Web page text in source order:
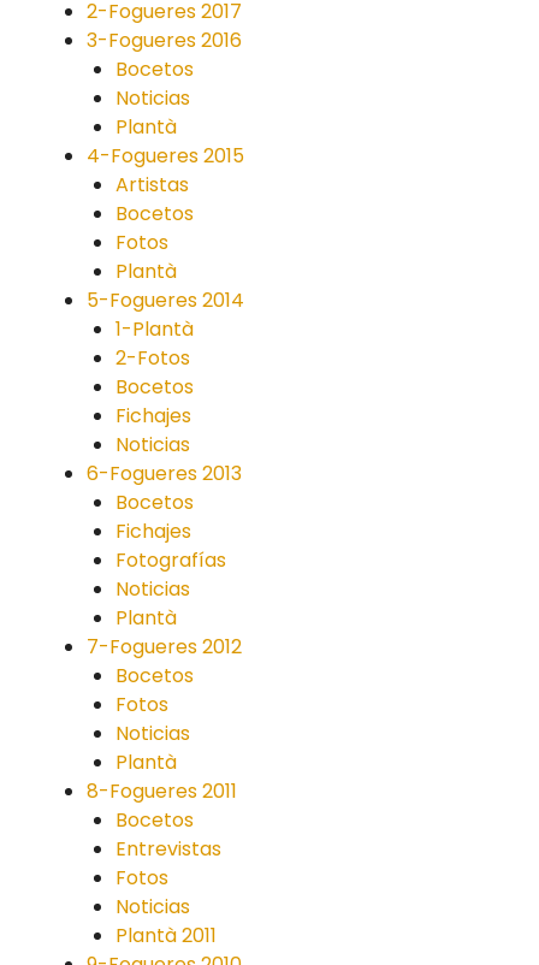
2-Fogueres 2017
3-Fogueres 2016
Bocetos
Noticias
Plantà
4-Fogueres 2015
Artistas
Bocetos
Fotos
Plantà
5-Fogueres 2014
1-Plantà
2-Fotos
Bocetos
Fichajes
Noticias
6-Fogueres 2013
Bocetos
Fichajes
Fotografías
Noticias
Plantà
7-Fogueres 2012
Bocetos
Fotos
Noticias
Plantà
8-Fogueres 2011
Bocetos
Entrevistas
Fotos
Noticias
Plantà 2011